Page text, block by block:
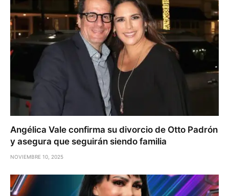
Angélica Vale confirma su divorcio de Otto Padrón
y asegura que seguirán siendo familia
NOVIEMBRE 10, 2025